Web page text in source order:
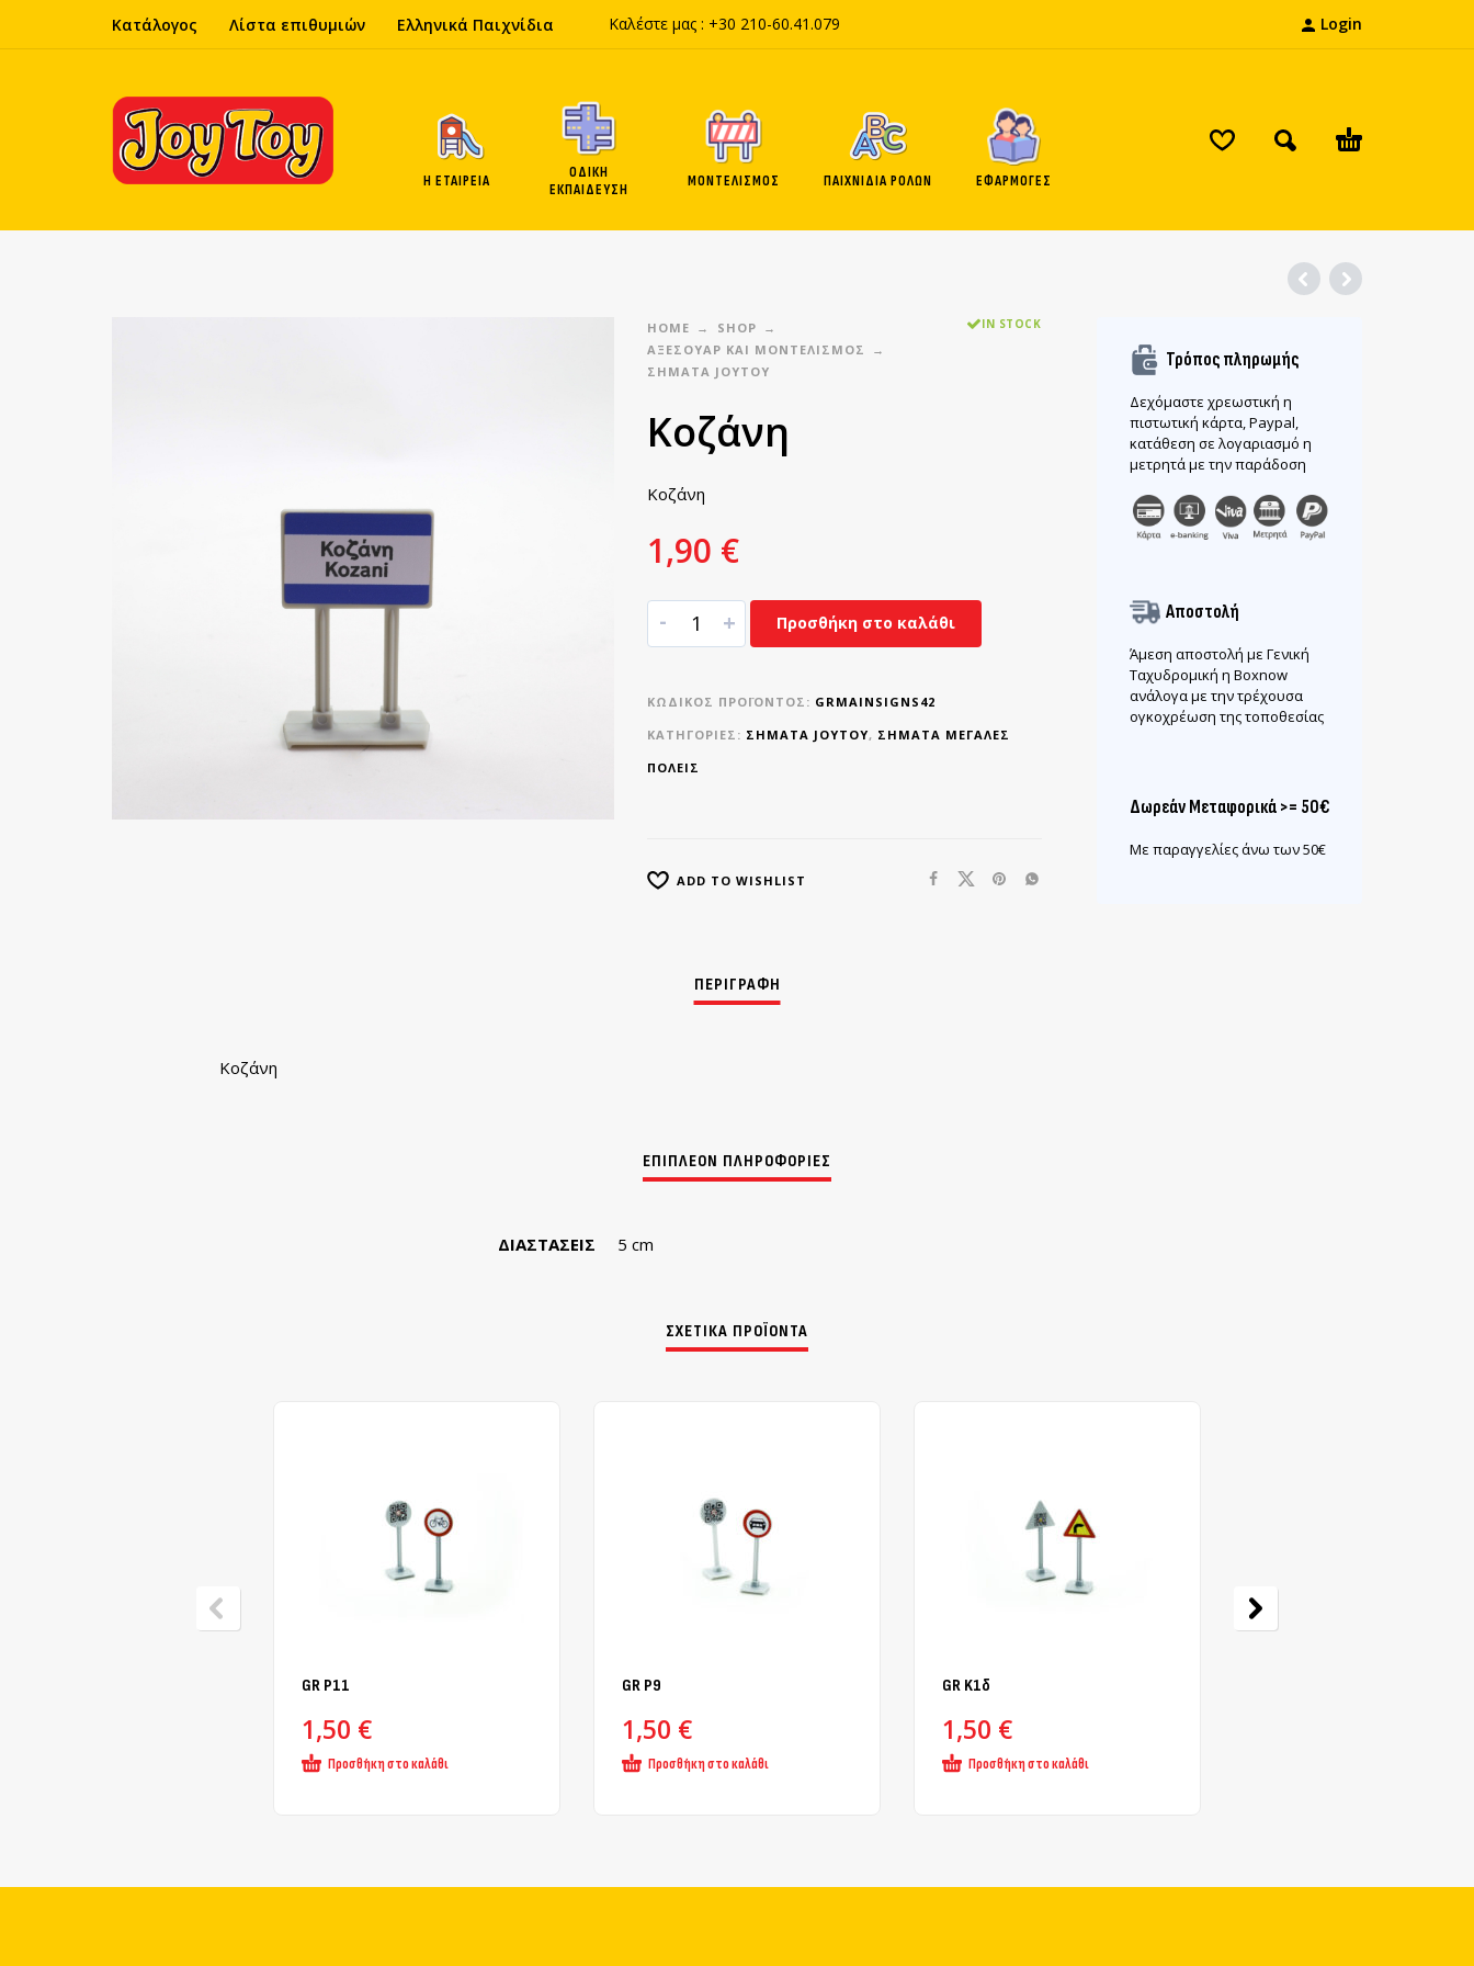
Κατάλογος Λίστα επιθυμιών Ελληνικά Παιχνίδια Καλέστε μας : +30 210-60.41.079 Login
Η ΕΤΑΙΡΕΊΑ
ΟΔΙΚΗ
ΕΚΠΑΙΔΕΥΣΗ
ΜΟΝΤΕΛΙΣΜΟΣ ΠΑΙΧΝΙΔΙΑ ΡΟΛΩΝ ΕΦΑΡΜΟΓΕΣ
HOME
SHOP
ΑΞΕΣΟΥΑΡ ΚΑΙ ΜΟΝΤΕΛΙΣΜΟΣ
ΣΉΜΑΤΑ JOYTOY
IN STOCK
Κοζάνη
Κοζάνη
1,90 €
- + Προσθήκη στο καλάθι
ΚΩΔΙΚΌΣ ΠΡΟΪΌΝΤΟΣ: GRMAINSIGNS42
ΚΑΤΗΓΟΡΊΕΣ: ΣΉΜΑΤΑ JOYTOY, ΣΉΜΑΤΑ ΜΕΓΆΛΕΣ
ΠΌΛΕΙΣ
ADD TO WISHLIST
Τρόπος πληρωμής
Δεχόμαστε χρεωστική η
πιστωτική κάρτα, Paypal,
κατάθεση σε λογαριασμό η
μετρητά με την παράδοση
Αποστολή
Άμεση αποστολή με Γενική
Ταχυδρομική η Boxnow
ανάλογα με την τρέχουσα
ογκοχρέωση της τοποθεσίας
Δωρεάν Μεταφορικά >= 50€
Με παραγγελίες άνω των 50€
Κοζάνη
ΔΙΑΣΤΆΣΕΙΣ 5 cm
ΣΧΕΤΙΚΆ ΠΡΟΪΌΝΤΑ
GR Ρ11
1,50 €
Προσθήκη στο καλάθι
GR Ρ9
1,50 €
Προσθήκη στο καλάθι
GR K1δ
1,50 €
Προσθήκη στο καλάθι